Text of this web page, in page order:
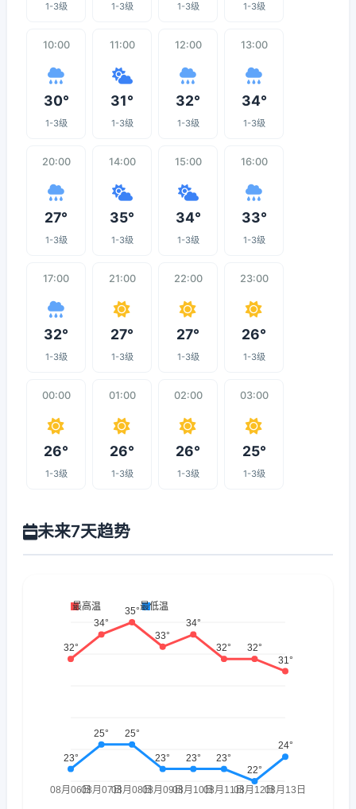
1-3级 1-3级 1-3级 1-3级
10:00
30°
1-3级
11:00
31°
1-3级
12:00
32°
1-3级
13:00
34°
1-3级
20:00
27°
1-3级
14:00
35°
1-3级
15:00
34°
1-3级
16:00
33°
1-3级
17:00
32°
1-3级
21:00
27°
1-3级
22:00
27°
1-3级
23:00
26°
1-3级
00:00
26°
1-3级
01:00
26°
1-3级
02:00
26°
1-3级
03:00
25°
1-3级
未来7天趋势